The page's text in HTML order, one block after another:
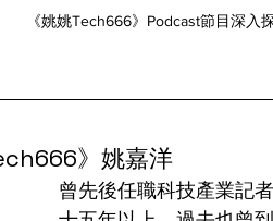
《姚姚Tech666》Podcast節目深入
》姚嘉洋
曾先後任職科技產業記